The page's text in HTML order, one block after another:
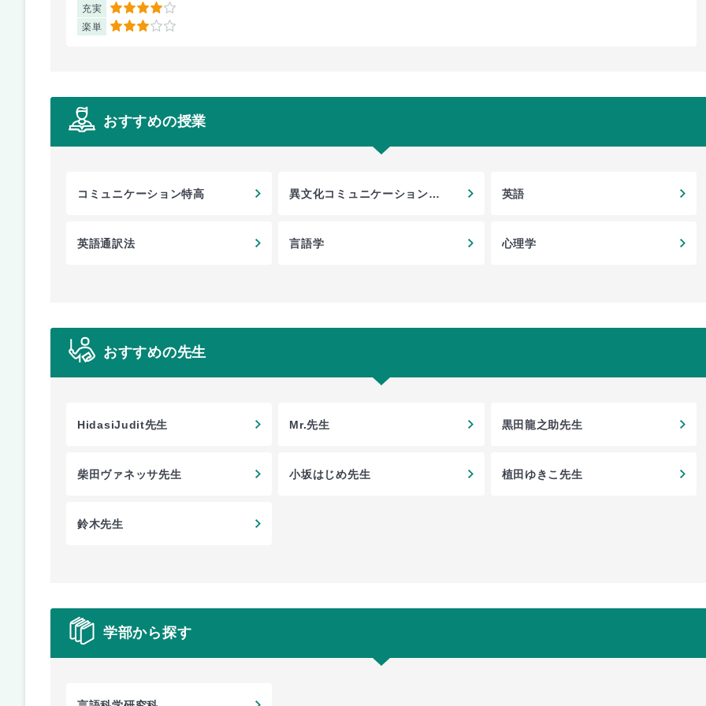
充実 4
楽単 3
おすすめの授業
コミュニケーション特高
異文化コミュニケーション研
英語
英語通訳法 言語学 心理学
おすすめの先生
HidasiJudit先生 Mr.先生 黒田龍之助先生
柴田ヴァネッサ先生 小坂はじめ先生 植田ゆきこ先生
鈴木先生
学部から探す